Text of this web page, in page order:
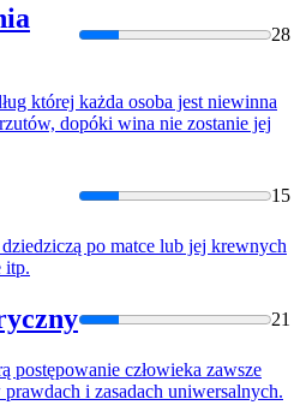
28
której każda osoba jest niewinna
dopóki wina nie zostanie jej
15
po matce lub jej krewnych
itp.
21
postępowanie człowieka zawsze
i zasadach uniwersalnych.